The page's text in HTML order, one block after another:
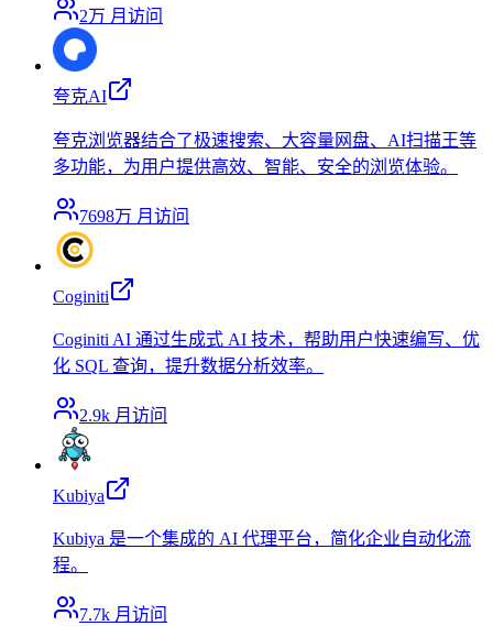
2万 月访问
夸克AI
夸克浏览器结合了极速搜索、大容量网盘、AI扫描王等
多功能，为用户提供高效、智能、安全的浏览体验。
7698万 月访问
Coginiti
Coginiti AI 通过生成式 AI 技术，帮助用户快速编写、优
化 SQL 查询，提升数据分析效率。
2.9k 月访问
Kubiya
Kubiya 是一个集成的 AI 代理平台，简化企业自动化流
程。
7.7k 月访问